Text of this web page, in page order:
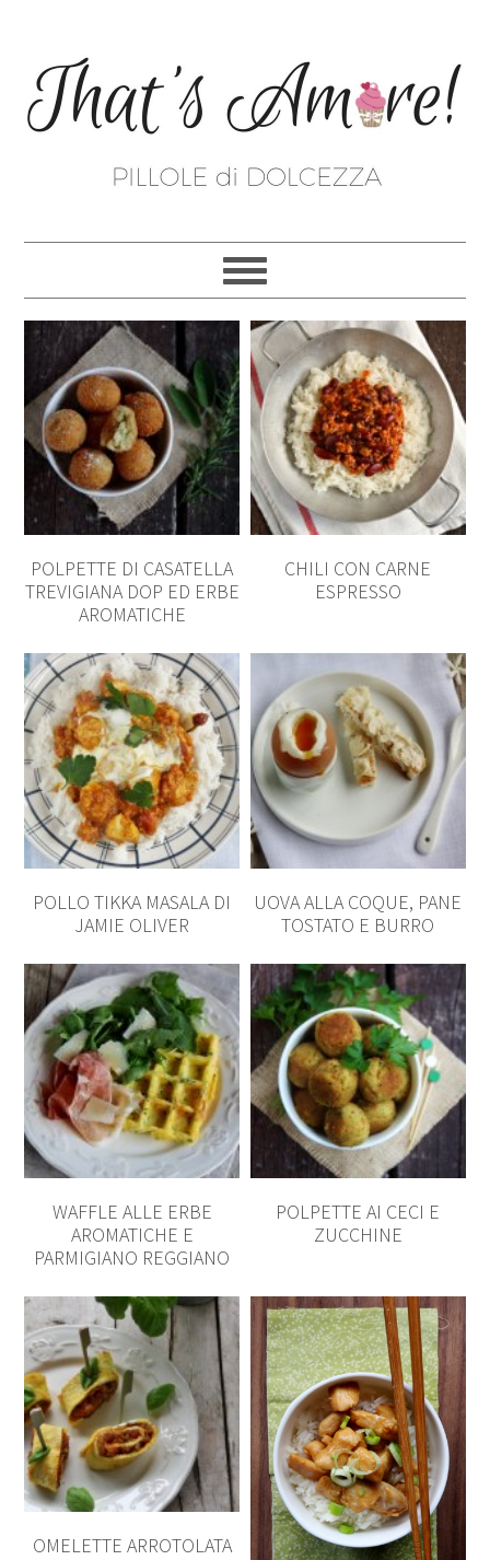
POLPETTE DI CASATELLA
TREVIGIANA DOP ED ERBE
AROMATICHE
CHILI CON CARNE
ESPRESSO
POLLO TIKKA MASALA DI
JAMIE OLIVER
UOVA ALLA COQUE, PANE
TOSTATO E BURRO
WAFFLE ALLE ERBE
AROMATICHE E
PARMIGIANO REGGIANO
POLPETTE AI CECI E
ZUCCHINE
OMELETTE ARROTOLATA